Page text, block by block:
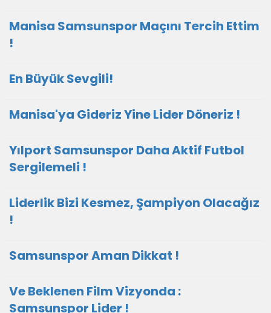
Manisa Samsunspor Maçını Tercih Ettim
!
En Büyük Sevgili!
Manisa'ya Gideriz Yine Lider Döneriz !
Yılport Samsunspor Daha Aktif Futbol
Sergilemeli !
Liderlik Bizi Kesmez, Şampiyon Olacağız
!
Samsunspor Aman Dikkat !
Ve Beklenen Film Vizyonda :
Samsunspor Lider !